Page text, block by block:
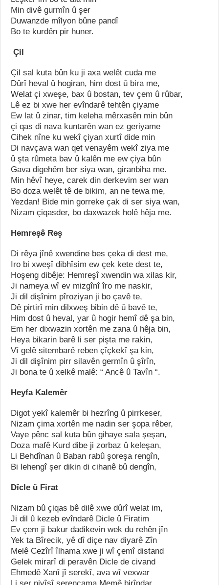
Min divê gurmîn û şer
Duwanzde mîlyon bûne pandî
Bo te kurdên pir huner.
Çil
Çil sal kuta bûn ku ji axa welêt cuda me
Dûrî heval û hogiran, him dost û bira me,
Welat çi xweşe, bax û bostan, tev çem û rûbar,
Lê ez bi xwe her evîndarê tehtên çiyame
Ew lat û zinar, tim keleha mêrxasên min bûn
çi qas di nava kuntarên wan ez geriyame
Cihek nîne ku wekî çiyan xurtî dide min
Di navçava wan qet venayêm wekî ziya me
û şta rûmeta bav û kalên me ew çiya bûn
Gava digehêm ber siya wan, giranbiha me.
Min hêvî heye, carek din derkevim ser wan
Bo doza welêt tê de bikim, an ne tewa me,
Yezdan! Bide min gorreke çak di ser siya wan,
Nizam çiqasder, bo daxwazek holê hêja me.
Hemreşê Reş
Di rêya jînê xwendine bes çeka di dest me,
Iro bi xweşî dibhîsim ew çek kete dest te,
Hoşeng dibêje: Hemreşî xwendin wa xilas kir,
Ji nameya wî ev mizgînî îro me naskir,
Ji dil dişînim pîroziyan ji bo çavê te,
Dê pirtirî min dilxweş bibin dê û bavê te,
Him dost û heval, yar û hogir hemî dê şa bin,
Em her dixwazin xortên me zana û hêja bin,
Heya bikarin barê li ser pişta me rakin,
Vî gelê sitembarê reben çîçkekî şa kin,
Ji dil dişînim pirr silavên germîn û şîrîn,
Ji bona te û xelkê malê: “ Ancê û Tavîn “.
Heyfa Kalemêr
Digot yekî kalemêr bi hezrîng û pirrkeser,
Nizam çima xortên me nadin ser şopa rêber,
Vaye pênc sal kuta bûn gihaye sala şeşan,
Doza mafê Kurd dibe ji zorbaz û keleşan,
Li Behdînan û Baban rabû şoreşa rengîn,
Bi lehengî şer dikin di cihanê bû dengîn,
Dîcle û Firat
Nizam bû çiqas bê dilê xwe dûrî welat im,
Ji dil û kezeb evîndarê Dicle û Firatim
Ev çem ji bakur dadikevin wek du rehên jîn
Yek ta Bîrecik, yê dî diçe nav diyarê Zîn
Melê Cezîrî îlhama xwe ji wî çemî distand
Gelek mirarî di peravên Dicle de civand
Ehmedê Xanî jî serekî, ava wî vexwar